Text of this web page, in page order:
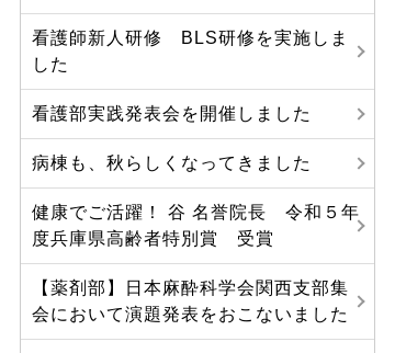
看護師新人研修 BLS研修を実施しま
した
看護部実践発表会を開催しました
病棟も、秋らしくなってきました
健康でご活躍！ 谷 名誉院長 令和５年
度兵庫県高齢者特別賞 受賞
【薬剤部】日本麻酔科学会関西支部集
会において演題発表をおこないました